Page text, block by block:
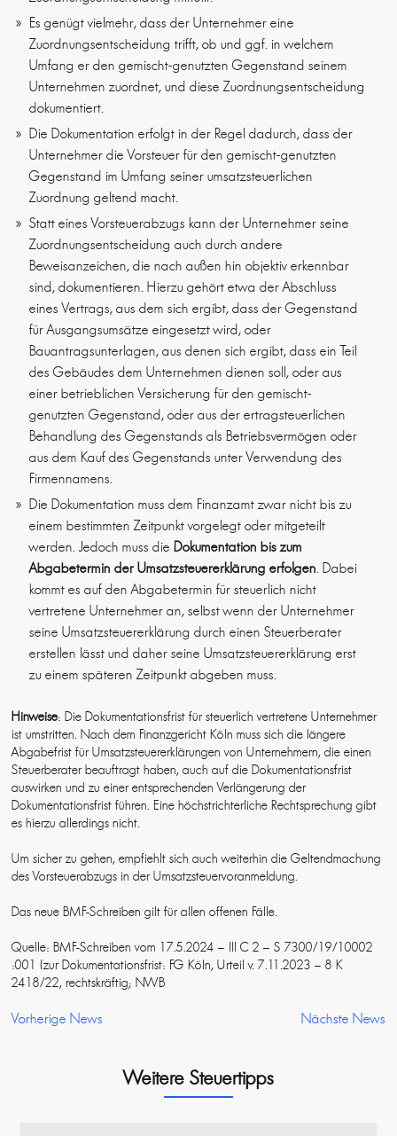
Es genügt vielmehr, dass der Unternehmer eine
Zuordnungsentscheidung trifft, ob und ggf. in welchem
Umfang er den gemischt-genutzten Gegenstand seinem
Unternehmen zuordnet, und diese Zuordnungsentscheidung
dokumentiert.
Die Dokumentation erfolgt in der Regel dadurch, dass der
Unternehmer die Vorsteuer für den gemischt-genutzten
Gegenstand im Umfang seiner umsatzsteuerlichen
Zuordnung geltend macht.
Statt eines Vorsteuerabzugs kann der Unternehmer seine
Zuordnungsentscheidung auch durch andere
Beweisanzeichen, die nach außen hin objektiv erkennbar
sind, dokumentieren. Hierzu gehört etwa der Abschluss
eines Vertrags, aus dem sich ergibt, dass der Gegenstand
für Ausgangsumsätze eingesetzt wird, oder
Bauantragsunterlagen, aus denen sich ergibt, dass ein Teil
des Gebäudes dem Unternehmen dienen soll, oder aus
einer betrieblichen Versicherung für den gemischt-
genutzten Gegenstand, oder aus der ertragsteuerlichen
Behandlung des Gegenstands als Betriebsvermögen oder
aus dem Kauf des Gegenstands unter Verwendung des
Firmennamens.
Die Dokumentation muss dem Finanzamt zwar nicht bis zu
einem bestimmten Zeitpunkt vorgelegt oder mitgeteilt
werden. Jedoch muss dieDokumentation bis zum
Abgabetermin der Umsatzsteuererklärung erfolgen. Dabei
kommt es auf den Abgabetermin für steuerlich nicht
vertretene Unternehmer an, selbst wenn der Unternehmer
seine Umsatzsteuererklärung durch einen Steuerberater
erstellen lässt und daher seine Umsatzsteuererklärung erst
zu einem späteren Zeitpunkt abgeben muss.
Hinweise: Die Dokumentationsfrist für steuerlich vertretene Unternehmer
ist umstritten. Nach dem Finanzgericht Köln muss sich die längere
Abgabefrist für Umsatzsteuererklärungen von Unternehmern, die einen
Steuerberater beauftragt haben, auch auf die Dokumentationsfrist
auswirken und zu einer entsprechenden Verlängerung der
Dokumentationsfrist führen. Eine höchstrichterliche Rechtsprechung gibt
es hierzu allerdings nicht.
Um sicher zu gehen, empfiehlt sich auch weiterhin die Geltendmachung
des Vorsteuerabzugs in der Umsatzsteuervoranmeldung.
Das neue BMF-Schreiben gilt für allen offenen Fälle.
Quelle: BMF-Schreiben vom 17.5.2024 – III C 2 – S 7300/19/10002
:001 (zur Dokumentationsfrist: FG Köln, Urteil v. 7.11.2023 – 8 K
2418/22, rechtskräftig; NWB
Vorherige News Nächste News
Weitere Steuertipps